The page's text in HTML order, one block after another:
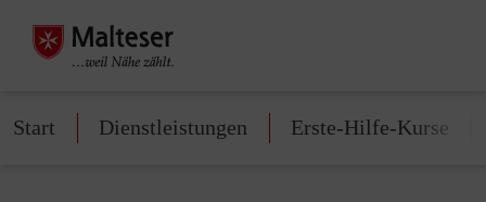
Start Dienstleistungen Erste-Hilfe-Kurse